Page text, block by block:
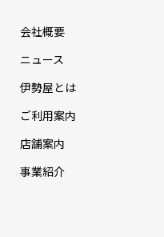
会社概要
ニュース
伊勢屋とは
ご利用案内
店舗案内
事業紹介